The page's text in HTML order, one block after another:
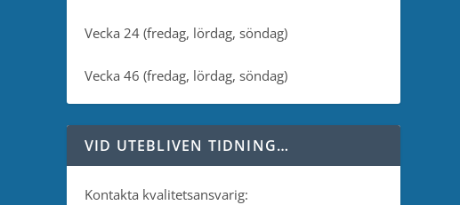
Vecka 24 (fredag, lördag, söndag)
Vecka 46 (fredag, lördag, söndag)
VID UTEBLIVEN TIDNING…
Kontakta kvalitetsansvarig: